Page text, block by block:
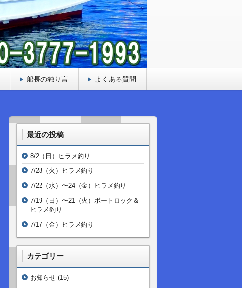
船長の独り言 よくある質問
最近の投稿
8/2（日）ヒラメ釣り
7/28（火）ヒラメ釣り
7/22（水）〜24（金）ヒラメ釣り
7/19（日）〜21（火）ボートロック＆
ヒラメ釣り
7/17（金）ヒラメ釣り
カテゴリー
お知らせ (15)